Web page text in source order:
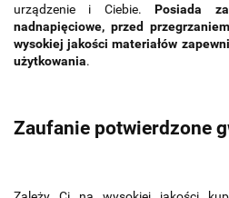
urządzenie i Ciebie.Posiada
nadnapięciowe, przed
wysokiej jakości materiałów
użytkowania.
Zaufanie potwierdzone